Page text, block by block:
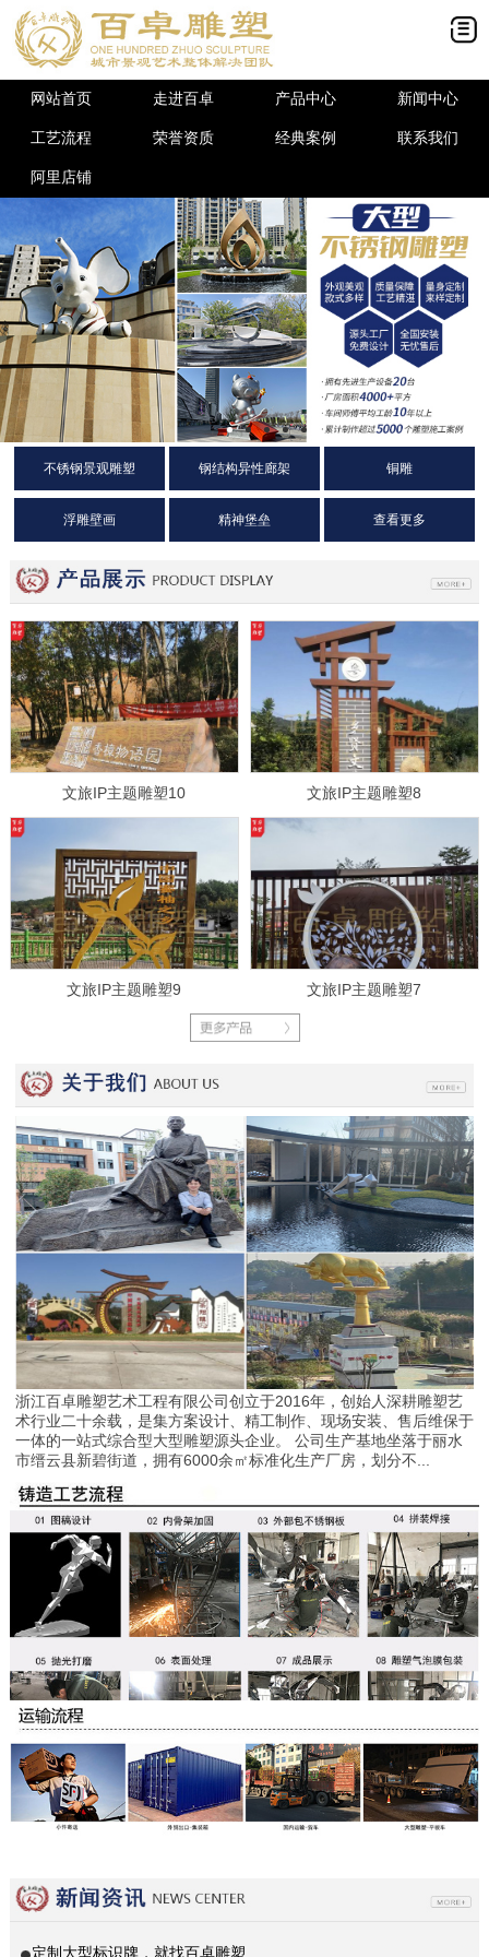
网站首页 走进百卓 产品中心 新闻中心
工艺流程 荣誉资质 经典案例 联系我们
阿里店铺
不锈钢景观雕塑 钢结构异性廊架 铜雕
浮雕壁画 精神堡垒 查看更多
文旅IP主题雕塑10
文旅IP主题雕塑9
文旅IP主题雕塑8
文旅IP主题雕塑7
浙江百卓雕塑艺术工程有限公司创立于2016年，创始人深耕雕塑艺
术行业二十余载，是集方案设计、精工制作、现场安装、售后维保于
一体的一站式综合型大型雕塑源头企业。 公司生产基地坐落于丽水
市缙云县新碧街道，拥有6000余㎡标准化生产厂房，划分不...
定制大型标识牌，就找百卓雕塑